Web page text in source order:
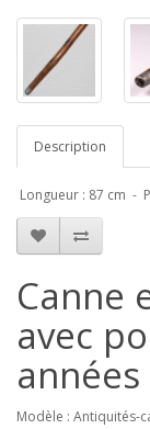
Description
Longueur : 87 cm -
Canne
avec
Modèle : Antiquités-